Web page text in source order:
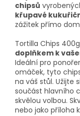
chipsů
křupavé
zážitek přímo
Tortilla Chips
doplňkem k
Ideální pro
omáček, tyto
na váš stůl. Užijte
součást hlavního
skvělou volbou.
nebo jako příloha